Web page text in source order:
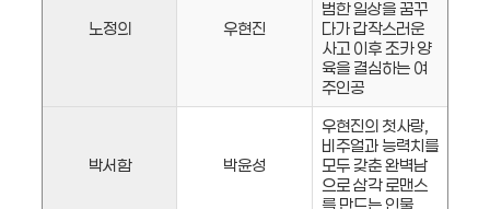
노정의 우현진
범한 일상을 꿈꾸
다가 갑작스러운
사고 이후 조카 양
육을 결심하는 여
주인공
박서함 박윤성
우현진의 첫사랑,
비주얼과 능력치를
모두 갖춘 완벽남
으로 삼각 로맨스
를 만드는 인물